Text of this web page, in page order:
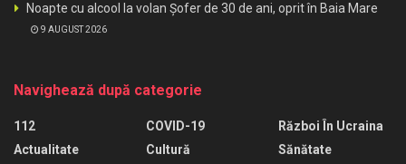
Noapte cu alcool la volan Șofer de 30 de ani, oprit în Baia Mare
9 AUGUST 2026
Navighează după categorie
112
Actualitate
COVID-19
Cultură
Război În Ucraina
Sănătate